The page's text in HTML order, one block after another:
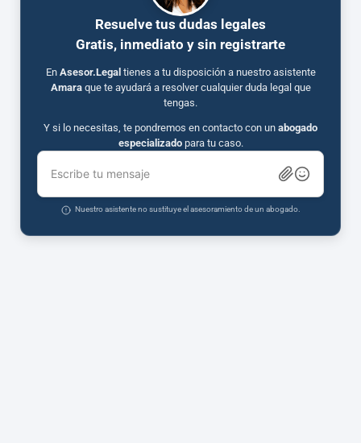
Resuelve tus dudas legales
Gratis, inmediato y sin registrarte
En Asesor.Legal tienes a tu disposición a nuestro asistente
Amaraque te ayudará a resolver cualquier duda legal que
tengas.
Y si lo necesitas, te pondremos en contacto con un abogado
especializadopara tu caso.
Escribe tu mensaje
Nuestro asistente no sustituye el asesoramiento de un abogado.